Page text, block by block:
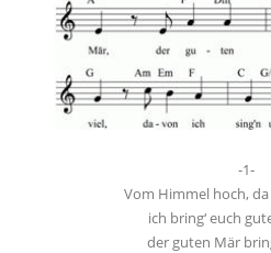
-1-
Vom Himmel hoch, da
ich bring‘ euch
der guten Mär